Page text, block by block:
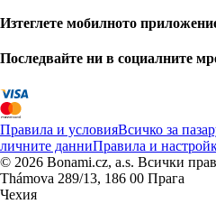
Изтеглете мобилното
Последвайте ни в социалните
Правила и условияВсичко за
личните данниПравила и
© 2026 Bonami.cz, a.s. Всички
Thámova 289/13, 186 00 Прага
Чехия